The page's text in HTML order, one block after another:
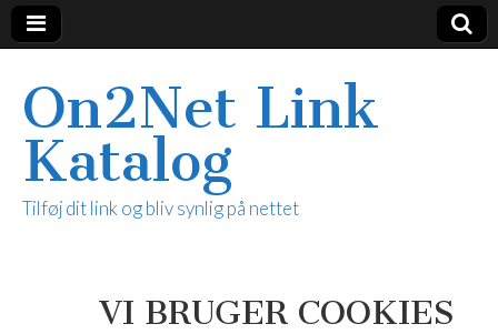
On2Net Link
Katalog
Tilføj dit link og bliv synlig på nettet
VI BRUGER COOKIES